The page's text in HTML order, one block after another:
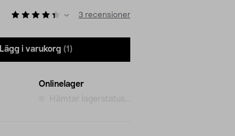
3 recensioner
Lägg i varukorg (1)
Onlinelager
Hämtar lagerstatus...